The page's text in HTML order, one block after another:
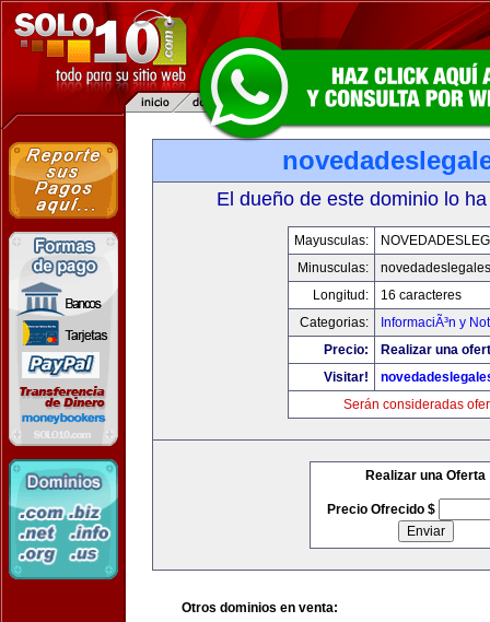
El dueño de este dominio lo
Mayusculas:
Minusculas:
Longitud:
16 caracteres
Categorias:
InformaciÃ³n y
Precio:
Realizar una
Visitar!
Serán consideradas
Realizar una Oferta
Precio Ofrecido $
Otros dominios en venta: